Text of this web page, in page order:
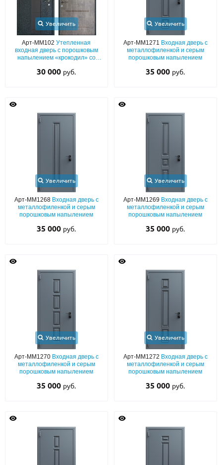
Увеличить
Арт-ММ102Утепленная
входная дверь с порошковым
напылением «крокодил» со
плитой МДФ «текстура дерева»
30 000 руб.
Увеличить
Арт-ММ1271 Входная дверь с
металлофиленкой и серым
порошковым напылением
35 000 руб.
Увеличить
Арт-ММ1268 Входная дверь с
металлофиленкой и серым
порошковым напылением
35 000 руб.
Увеличить
Арт-ММ1269 Входная дверь с
металлофиленкой и серым
порошковым напылением
35 000 руб.
Увеличить
Арт-ММ1270 Входная дверь с
металлофиленкой и серым
порошковым напылением
35 000 руб.
Увеличить
Арт-ММ1272 Входная дверь с
металлофиленкой и серым
порошковым напылением
35 000 руб.